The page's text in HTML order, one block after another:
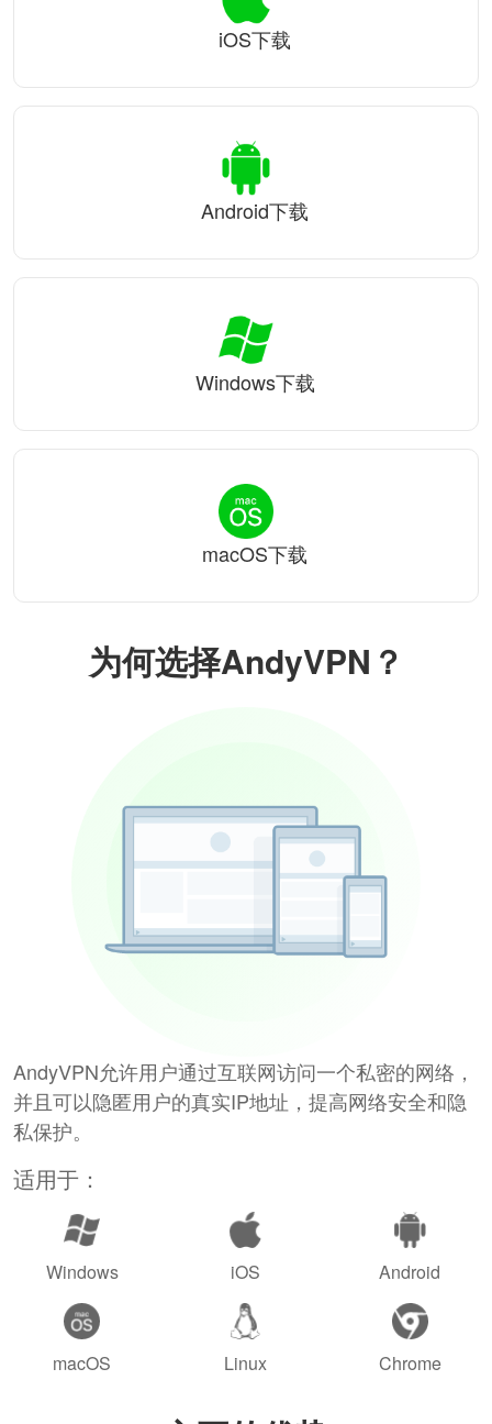
为何选择AndyVPN？
AndyVPN允许用户通过互联网访问一个私密的网络，
并且可以隐匿用户的真实IP地址，提高网络安全和隐
私保护。
适用于：
Windows iOS Android
macOS Linux Chrome
iOS下载
Android下载
Windows下载
macOS下载